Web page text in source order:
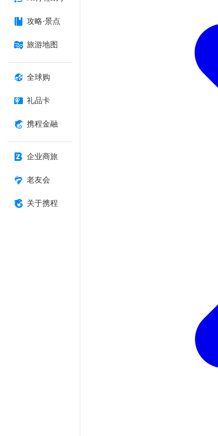
攻略·景点
旅游地图
全球购
礼品卡
携程金融
企业商旅
老友会
关于携程